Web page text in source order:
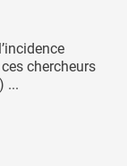
chercheurs
...